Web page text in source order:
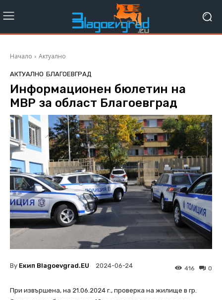
Начало Актуално
АКТУАЛНО БЛАГОЕВГРАД
Информационен бюлетин на
МВР за област Благоевград
By Екип Blagoevgrad.EU 2024-06-24 0
416
При извършена, на 21.06.2024 г., проверка на жилище в гр.